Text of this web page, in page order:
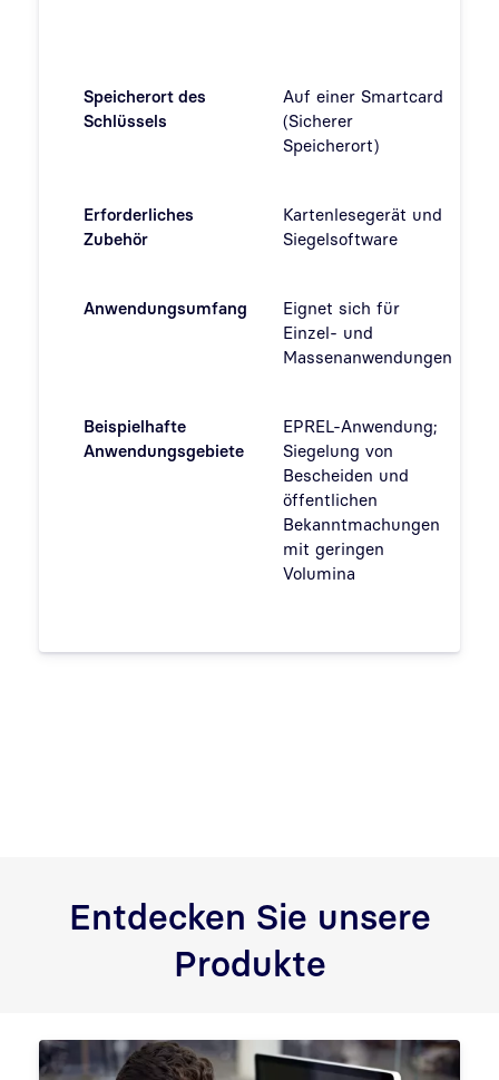
Speicherort des
Schlüssels
Auf einer Smartcard
(Sicherer
Speicherort)
Erforderliches
Zubehör
Kartenlesegerät und
Siegelsoftware
Anwendungsumfang
Eignet sich für
Einzel- und
Massenanwendungen
Beispielhafte
Anwendungsgebiete
EPREL-Anwendung;
Siegelung von
Bescheiden und
öffentlichen
Bekanntmachungen
mit geringen
Volumina
Entdecken Sie unsere
Produkte